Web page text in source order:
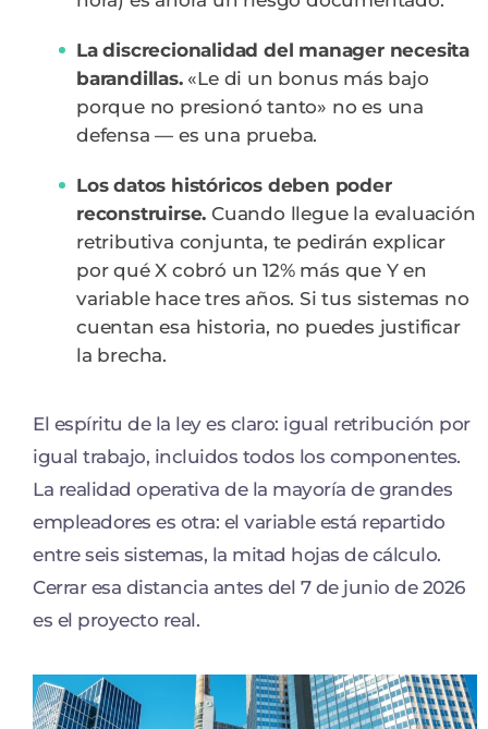
La discrecionalidad del manager necesita
barandillas.«Le di un bonus más bajo
porque no presionó tanto» no es una
defensa — es una prueba.
Los datos históricos deben poder
reconstruirse. Cuando llegue la evaluación
retributiva conjunta, te pedirán explicar
por qué X cobró un 12% más que Y en
variable hace tres años. Si tus sistemas no
cuentan esa historia, no puedes justificar
la brecha.
El espíritu de la ley es claro: igual retribución por
igual trabajo, incluidos todos los componentes.
La realidad operativa de la mayoría de grandes
empleadores es otra: el variable está repartido
entre seis sistemas, la mitad hojas de cálculo.
Cerrar esa distancia antes del 7 de junio de 2026
es el proyecto real.